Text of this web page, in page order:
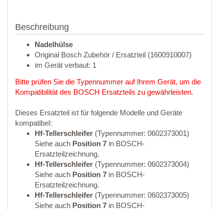
Beschreibung
Nadelhülse
Original Bosch Zubehör / Ersatzteil (1600910007)
im Gerät verbaut: 1
Bitte prüfen Sie die Typennummer auf Ihrem Gerät, um die
Kompatibilität des BOSCH Ersatzteils zu gewährleisten.
Dieses Ersatzteil ist für folgende Modelle und Geräte
kompatibel:
Hf-Tellerschleifer (Typennummer: 0602373001)
Siehe auch Position 7 in BOSCH-
Ersatzteilzeichnung.
Hf-Tellerschleifer (Typennummer: 0602373004)
Siehe auch Position 7 in BOSCH-
Ersatzteilzeichnung.
Hf-Tellerschleifer (Typennummer: 0602373005)
Siehe auch Position 7 in BOSCH-